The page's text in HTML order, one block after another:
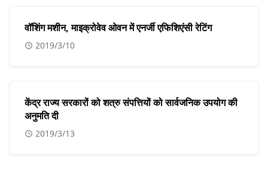
वॉशिंग मशीन, माइक्रोवेव ओवन में एनर्जी एफिशिएंसी रेटिंग
2019/3/10
केंद्र राज्य सरकारों को शत्रु संपत्तियों को सार्वजनिक उपयोग की
अनुमति दी
2019/3/13